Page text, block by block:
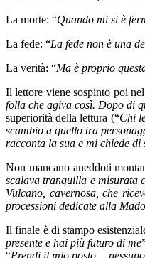
La morte: “Quando mi si è
La fede: “La fede non è una
La verità: “Ma è proprio
Il lettore viene sospinto poi
folla che agiva così. Dopo di
superiorità della lettura (“Chi
scambio a quello tra
racconta la sua e mi chiede
Non mancano aneddoti
scalava tranquilla e misurata
Vulcano, cavernosa, che
processioni dedicate alla
Il finale è di stampo
presente e hai più futuro di me
“Prendi il mio posto…